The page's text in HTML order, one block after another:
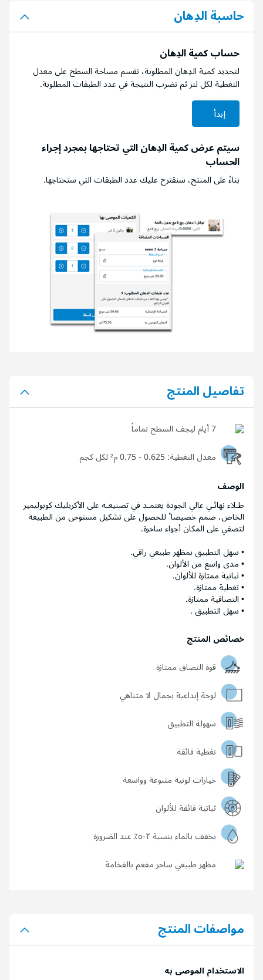
حاسبة الدِهان
حساب كمية الدِهان
لتحديد كمية الدِهان المطلوبة، نقسم مساحة السطح على معدل
التغطية لكل لتر ثم نضرب النتيجة في عدد الطبقات المطلوبة.
إبدأ
سيتم عرض كمية الدِهان التي تحتاجها بمجرد إجراء
الحساب
بناءً على المنتج، سنقترح عليك عدد الطبقات التي ستحتاجها.
تفاصيل المنتج
7 أيام ليجف السطح تماماً
معدل التغطية:
الوصف
طـلاء نهائـي عالي الجودة يعتمـد في تصنيعـه على الأكريليك كوبوليمير
الخاص، صمم خصيصا ً للحصول على تشكيل مستوحى من الطبيعة
لتضفي على المكان أجواء ساحرة.
• سهل التطبيق بمظهر طبيعي راقي.
• مدى واسع من الألوان.
• ثباتية ممتازة للألوان.
• تغطية ممتازة.
• التصاقية ممتازة.
• سهل التطبيق .
خصائص المنتج
قوة التصاق ممتازة
لوحة إبداعية بجمال لا متناهي
سهولة التطبيق
تغطية فائقة
خيارات لونية متنوعة وواسعة
ثباتية فائقة للألوان
يخفف بالماء بنسبة ٢-٥٪؜ عند الضرورة
مظهر طبيعي ساحر مفعم بالفخامة
مواصفات المنتج
الاستخدام الموصى به